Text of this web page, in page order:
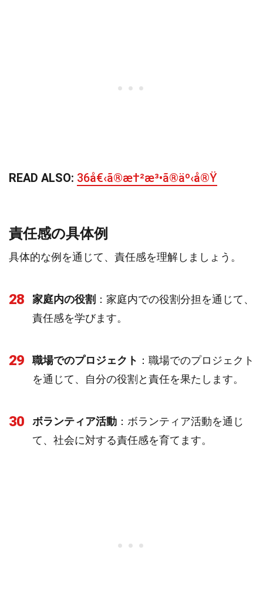
READ ALSO: 36å€‹ã®æ†²æ³•ã®äº‹å®Ÿ
責任感の具体例
具体的な例を通じて、責任感を理解しましょう。
28 家庭内の役割 ：家庭内での役割分担を通じて、
責任感を学びます。
29 職場でのプロジェクト ：職場でのプロジェクト
を通じて、自分の役割と責任を果たします。
30 ボランティア活動 ：ボランティア活動を通じ
て、社会に対する責任感を育てます。